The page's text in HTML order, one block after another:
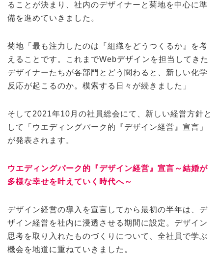
ることが決まり、社内のデザイナーと菊地を中心に準
備を進めていきました。
菊地「最も注力したのは『組織をどうつくるか』を考
えることです。これまでWebデザインを担当してきた
デザイナーたちが各部門とどう関わると、新しい化学
反応が起こるのか。模索する日々が続きました」
そして2021年10月の社員総会にて、新しい経営方針と
して「ウエディングパーク的『デザイン経営』宣言」
が発表されます。
ウエディングパーク的『デザイン経営』宣言～結婚が
多様な幸せを叶えていく時代へ～
デザイン経営の導入を宣言してから最初の半年は、デ
ザイン経営を社内に浸透させる期間に設定。デザイン
思考を取り入れたものづくりについて、全社員で学ぶ
機会を地道に重ねていきました。